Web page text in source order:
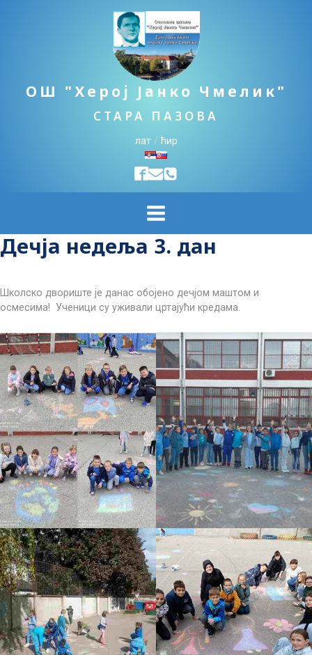
ОШ "Херој Јанко Чмелик"
СТАРА ПАЗОВА
лат/ћир
Дечја недеља 3. дан
Школско двориште је данас обојено дечјом маштом и
осмесима! Ученици су уживали цртајући кредама.